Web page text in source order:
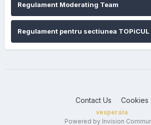
Regulament Moderating Team
Regulament pentru sectiunea TOPiCUL
Contact Us Cookies
vesperala
Powered by Invision